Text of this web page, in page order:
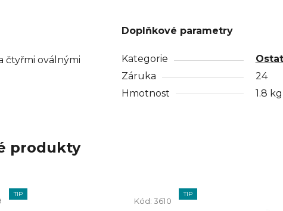
čtyřmi oválnými
Doplňkové parametry
Kategorie
Záruka
24
Hmotnost
1.8 kg
produkty
TIP
Kód: 3610
TIP